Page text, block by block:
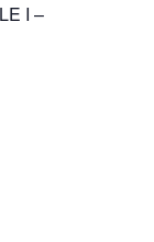
I –